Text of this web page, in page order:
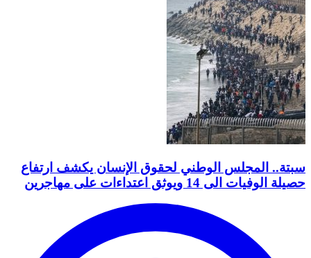
سبتة.. المجلس الوطني لحقوق الإنسان يكشف ارتفاع
حصيلة الوفيات الى 14 ويوثق اعتداءات على مهاجرين